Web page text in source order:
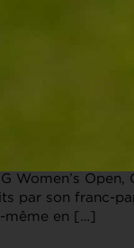
lève pour
Women’s
par son franc-
même en […]